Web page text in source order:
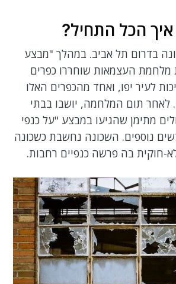
הכל התחיל?
בדרום תל אביב. במהלך "מבצע
העצמאות שוחררו כפרים
לעיר יפו, ואחד מהכפרים האלו
לאחר תום המלחמה, יושבו בבתי
מתימן שהגיעו במבצע "על כנפי
נוספים. השכונה נחשבת כשכונה
חוקית בה פרשה כנפיים רחבות.